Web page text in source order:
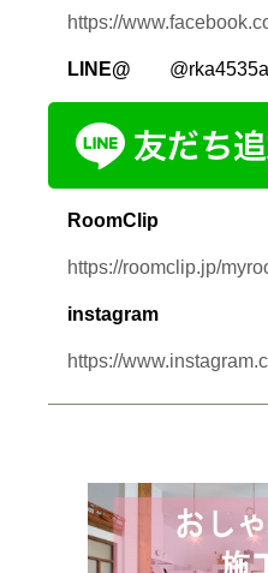
https://
LINE@
RoomClip
https://roomclip.jp/
instagram
https://